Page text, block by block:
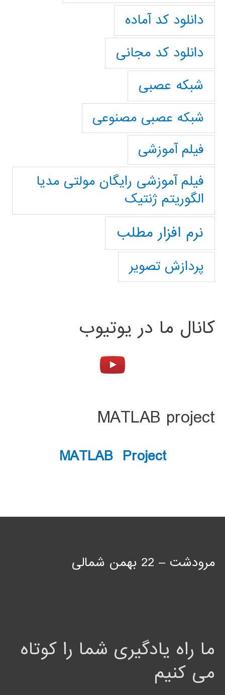
دانلود کد آماده
دانلود کد مجانی
شبکه عصبی
شبکه عصبی مصنوعی
فیلم آموزشی
فیلم آموزشی رایگان مولتی مدیا
الگوریتم ژنتیک
نرم افزار مطلب
پردازش تصویر
کانال ما در یوتیوب
MATLAB project
MATLAB Project
مرودشت – 22 بهمن شمالی
ما راه یادگیری شما را کوتاه
می کنیم